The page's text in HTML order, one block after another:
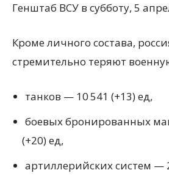
Генштаб ВСУ в субботу, 5
Кроме личного состава,
стремительно теряют
танков — 10 541 (+13) ед,
боевых бронированных
(+20) ед,
артиллерийских систем —